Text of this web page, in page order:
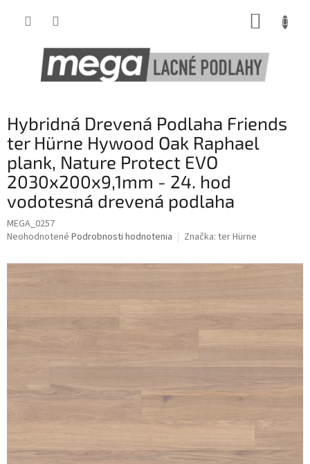
Hybridná Drevená Podlaha Friends
ter Hürne Hywood Oak Raphael
plank, Nature Protect EVO
2030x200x9,1mm - 24. hod
vodotesná drevená podlaha
MEGA_0257
Priemerné
produktu
0,0
hviezdičiek.
Neohodnotené Podrobnosti hodnotenia Značka: ter Hürne